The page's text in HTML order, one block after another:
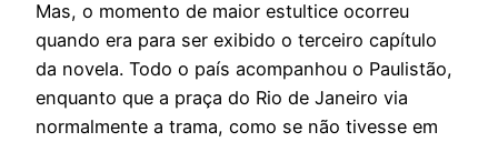
Mas, o momento de maior estultice ocorreu
quando era para ser exibido o terceiro capítulo
da novela. Todo o país acompanhou o Paulistão,
enquanto que a praça do Rio de Janeiro via
normalmente a trama, como se não tivesse em